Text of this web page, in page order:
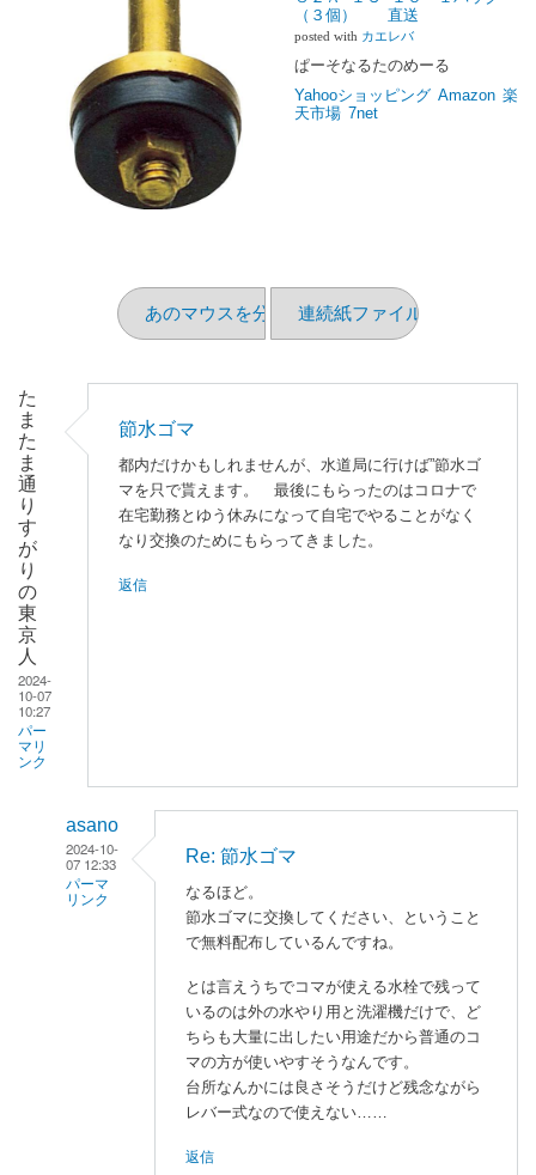
（３個） 直送
posted with カエレバ
ぱーそなるたのめーる
Yahooショッピング Amazon 楽
天市場 7net
あのマウスを分解してみた連続紙ファイル その2
た
ま
た
ま
通
り
す
が
り
の
東
京
人
2024-
10-07
10:27
パー
マリ
ンク
節水ゴマ
都内だけかもしれませんが、水道局に行けば”節水ゴ
マを只で貰えます。 最後にもらったのはコロナで
在宅勤務とゆう休みになって自宅でやることがなく
なり交換のためにもらってきました。
返信
asano
2024-10-
07 12:33
パーマ
リンク
Re: 節水ゴマ
なるほど。
節水ゴマに交換してください、ということ
で無料配布しているんですね。
とは言えうちでコマが使える水栓で残って
いるのは外の水やり用と洗濯機だけで、ど
ちらも大量に出したい用途だから普通のコ
マの方が使いやすそうなんです。
台所なんかには良さそうだけど残念ながら
レバー式なので使えない……
返信